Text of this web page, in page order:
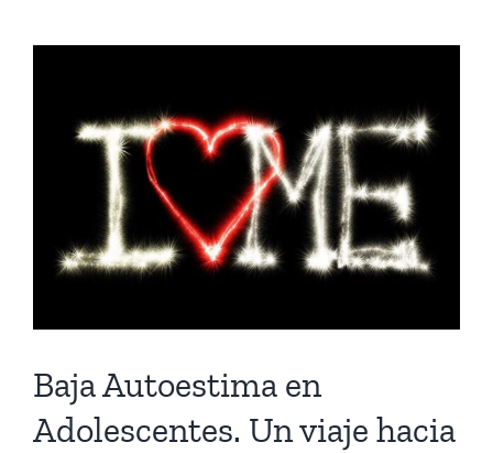
Baja Autoestima en
Adolescentes. Un viaje hacia